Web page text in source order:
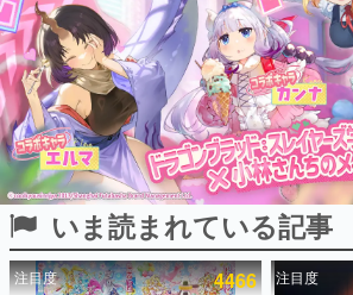
ピックアップ
いま読まれている記事
注目度 4466 注目度